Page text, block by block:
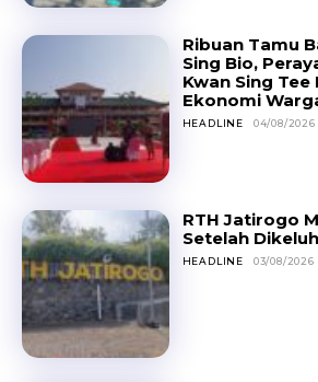
Ribuan Tamu
Sing Bio,
Kwan Sing
Ekonomi
HEADLINE 04/08/2026
RTH Jatirogo
Setelah
HEADLINE 03/08/2026